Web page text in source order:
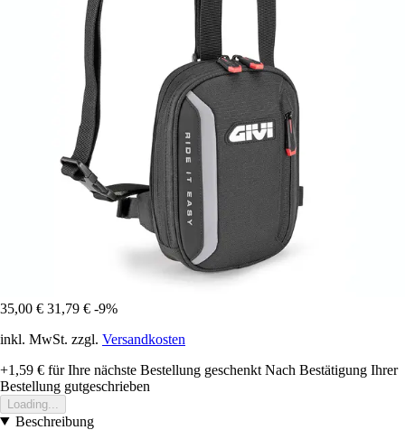
35,00 € 31,79 € -9%
inkl. MwSt. zzgl. Versandkosten
+1,59 € für Ihre nächste Bestellung geschenkt Nach Bestätigung Ihrer
Bestellung gutgeschrieben
Loading...
Beschreibung